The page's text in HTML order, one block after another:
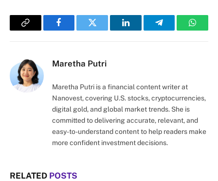
Copy
FacebookTwitter LinkedInTelegram
Maretha Putri
Maretha Putri is a financial content writer at
Nanovest, covering U.S. stocks, cryptocurrencies,
digital gold, and global market trends. She is
committed to delivering accurate, relevant, and
easy-to-understand content to help readers make
more confident investment decisions.
RELATED POSTS